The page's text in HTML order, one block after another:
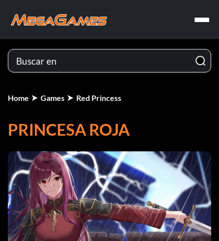
Home Games Red Princess
PRINCESA ROJA